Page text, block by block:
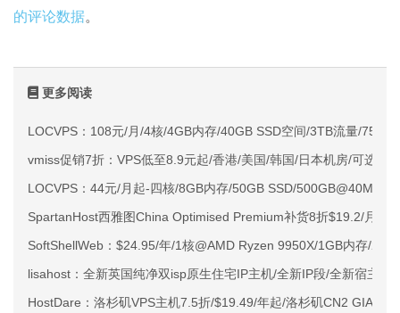
的评论数据。
更多阅读
LOCVPS：108元/月/4核/4GB内存/40GB SSD空间/3TB流量/
vmiss促销7折：VPS低至8.9元起/香港/美国/韩国/日本机房/可选
LOCVPS：44元/月起-四核/8GB内存/50GB SSD/
SpartanHost西雅图China Optimised Premium补货8折$19.2/月起
SoftShellWeb：$24.95/年/1核@AMD Ryzen 9950X/1GB内存/
lisahost：全新英国纯净双isp原生住宅IP主机/全新IP段/全新宿主机
HostDare：洛杉矶VPS主机7.5折/$19.49/年起/洛杉矶CN2 GIA/日